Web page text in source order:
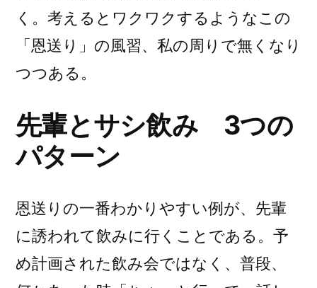
く。考えるとワクワクするようなこの
「恩送り」の風習、私の周りで無くなり
つつある。
先輩とサシ飲み 3つの
パターン
恩送りの一番わかりやすい例が、先輩
に誘われて飲みに行くことである。予
め計画された飲み会ではなく、普段、